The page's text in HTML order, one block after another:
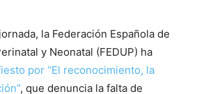
la Federación Española de
y Neonatal (FEDUP) ha
por “El reconocimiento, la
, que denuncia la falta de